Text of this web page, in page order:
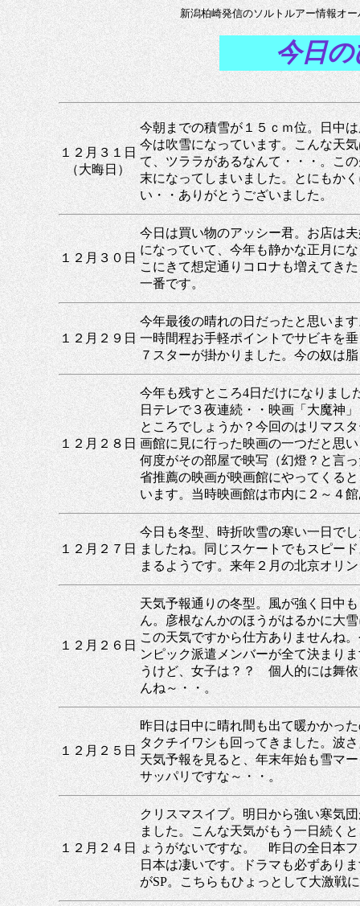
新潟柏崎発信のソルトルアー情報オ
今日
１２月３１日
（大晦日）
今朝までの積雪が１５ｃｍ位。日中
今は吹雪になっています。こんな天
て、ツララがあるなんて・・・。こ
末になってしまいました。とにもか
い・・ありがとうございました。
１２月３０日
今日は買い物のアッシー君。お店は
になっていて、今年も静かな正月に
こにきて想定通りコロナも増えてき
一番です。
１２月２９日
今年最後の晴れの日だったと思いま
一時間程お手軽ポイントでサビキを
７スターが掛かりました。今の奴は
１２月２８日
今年も残すところ4日だけになりまし
日テレで３夜連続・・映画「大魔神
ところでしょうか？今回のはリマス
画館に見に行った映画の一つだと思
何度がその部屋で映写（幻燈？と言
省推薦の映画が映画館にやってくる
います。当時映画館は市内に２～４
１２月２７日
今日も冬型、時折吹雪の寒い一日で
ましたね。同じスケートでもスピー
まるようです。来年２月の北京オリ
１２月２６日
天気予報通りの冬型。風が強く日中
ん。彦根なんかのほうがはるかに大
この天気ですから仕方ありませんね
ンピック派遣メンバーが全て決まり
うけど、女子は？？ 個人的には舞
んね～・・。
１２月２５日
昨日は日中に晴れ間も出て暖かかっ
タクチイワシも回ってきました。波
天気予報を見ると、年末年始も雪マ
サッパリですな～・・。
１２月２４日
クリスマスイブ。明日から強い寒気
ました。こんな天気がもう一日続く
ょうがないですな。 昨日の全日本
日本は凄いです。ドラマも必ずあり
がSP。こちらもひょっとして大激戦